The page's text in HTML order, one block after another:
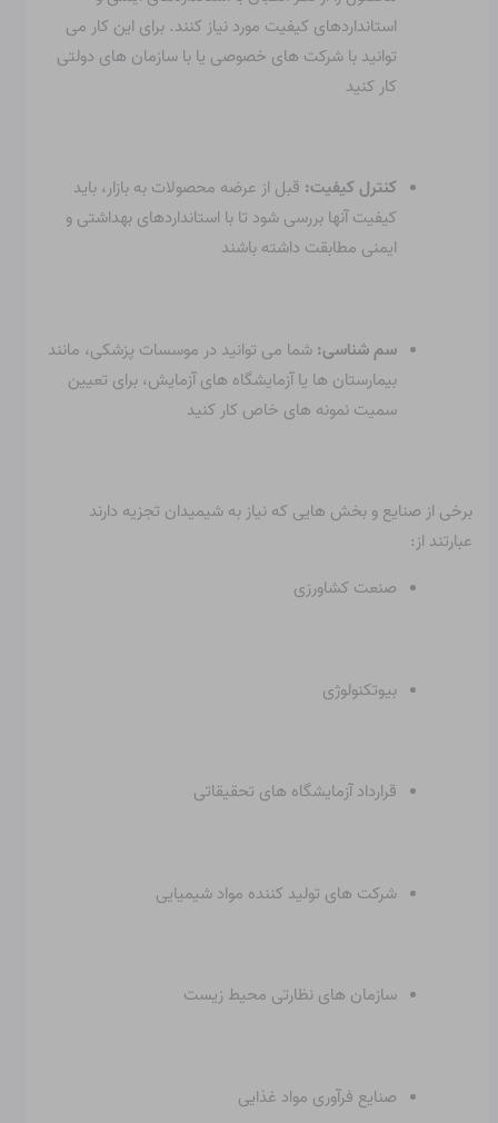
استانداردهای کیفیت مورد نیاز کنند. برای این کار می
توانید با شرکت های خصوصی یا با سازمان های دولتی
کار کنید
کنترل کیفیت: قبل از عرضه محصولات به بازار، باید
کیفیت آنها بررسی شود تا با استانداردهای بهداشتی و
ایمنی مطابقت داشته باشند
سم شناسی: شما می توانید در موسسات پزشکی، مانند
بیمارستان ها یا آزمایشگاه های آزمایش، برای تعیین
سمیت نمونه های خاص کار کنید
برخی از صنایع و بخش هایی که نیاز به شیمیدان تجزیه دارند
عبارتند از:
صنعت کشاورزی
بیوتکنولوژی
قرارداد آزمایشگاه های تحقیقاتی
شرکت های تولید کننده مواد شیمیایی
سازمان های نظارتی محیط زیست
صنایع فرآوری مواد غذایی